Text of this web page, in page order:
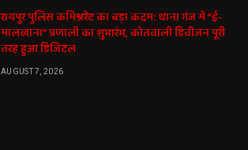
रायपुर पुलिस कमिश्नरेट का बड़ा कदम: थाना गंज में “ई-
मालखाना” प्रणाली का शुभारंभ, कोतवाली डिवीजन पूरी
तरह हुआ डिजिटल
AUGUST 7, 2026